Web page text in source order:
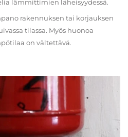
lämmittimien läheisyydessä.
rakennuksen tai korjauksen
tilassa. Myös huonoa
on vältettävä.